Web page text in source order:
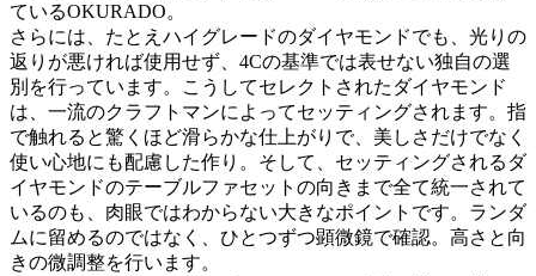
ているOKURADO。
さらには、たとえハイグレードのダイヤモンドでも、光りの
返りが悪ければ使用せず、4Cの基準では表せない独自の選
別を行っています。こうしてセレクトされたダイヤモンド
は、一流のクラフトマンによってセッティングされます。指
で触れると驚くほど滑らかな仕上がりで、美しさだけでなく
使い心地にも配慮した作り。そして、セッティングされるダ
イヤモンドのテーブルファセットの向きまで全て統一されて
いるのも、肉眼ではわからない大きなポイントです。ランダ
ムに留めるのではなく、ひとつずつ顕微鏡で確認。高さと向
きの微調整を行います。